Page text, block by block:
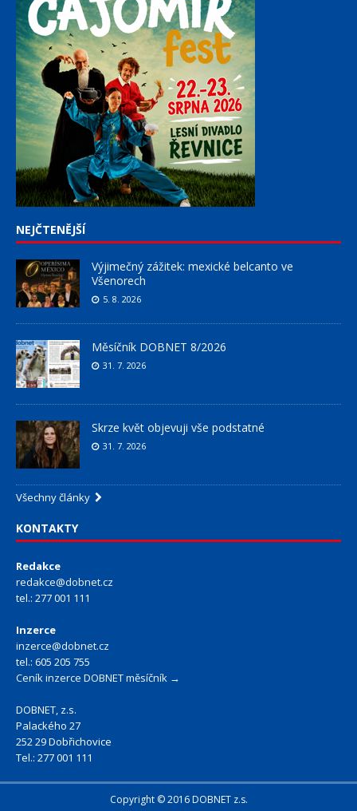
NEJČTENĚJŠÍ
Výjimečný zážitek: mexické belcanto ve
Všenorech
5. 8. 2026
Měsíčník DOBNET 8/2026
31. 7. 2026
Skrze květ objevuji vše podstatné
31. 7. 2026
Všechny články
KONTAKTY
Redakce
redakce@dobnet.cz
tel.: 277 001 111
Inzerce
inzerce@dobnet.cz
tel.: 605 205 755
Ceník inzerce DOBNET měsíčník →
DOBNET, z.s.
Palackého 27
252 29 Dobřichovice
Tel.: 277 001 111
Copyright © 2016 DOBNET z.s.